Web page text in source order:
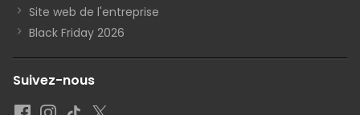
Site web de l'entreprise
Black Friday 2026
Suivez-nous